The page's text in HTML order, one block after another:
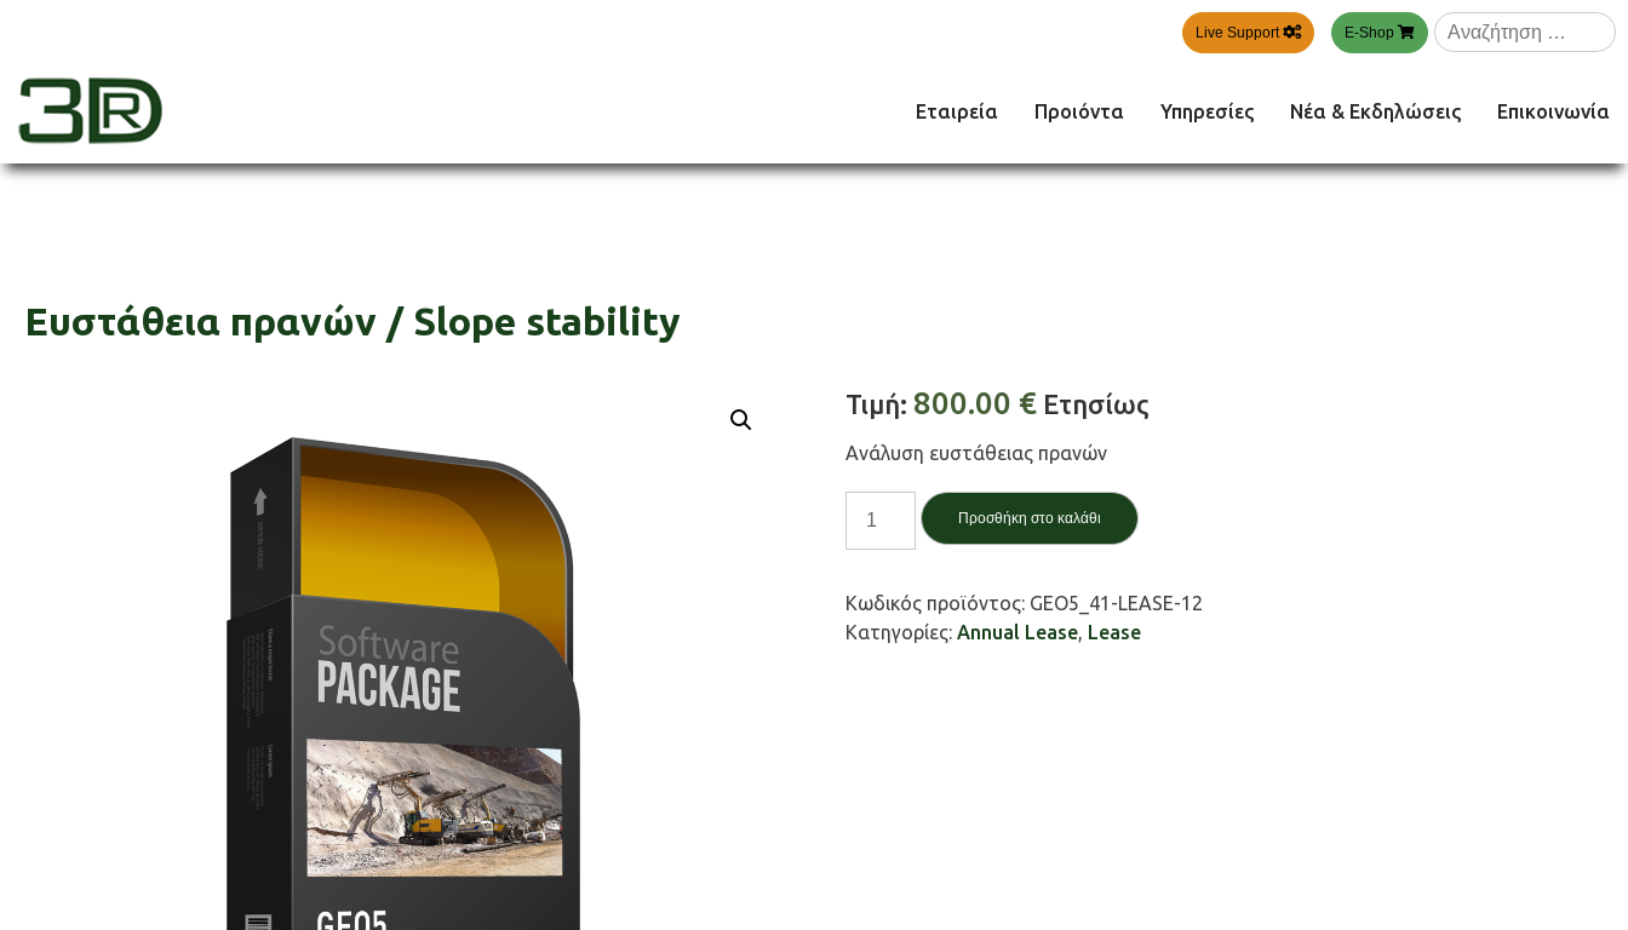
Live Support E-Shop
Αναζήτηση
για:
3dr
Εταιρεία Προιόντα Υπηρεσίες Νέα & Εκδηλώσεις Επικοινωνία
Ευστάθεια πρανών / Slope stability
Τιμή: 800.00 € Ετησίως
Ανάλυση ευστάθειας πρανών
Ευστάθεια
Slope
stability
Προσθήκη στο καλάθι
Κωδικός προϊόντος: GEO5_41-LEASE-12
Κατηγορίες:Annual Lease, Lease